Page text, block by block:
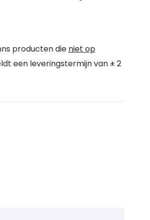
producten die niet op
een leveringstermijn van ± 2